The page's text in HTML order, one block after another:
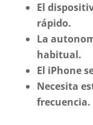
El
rápido.
La
habitual.
El iPhone
Necesita
frecuencia.